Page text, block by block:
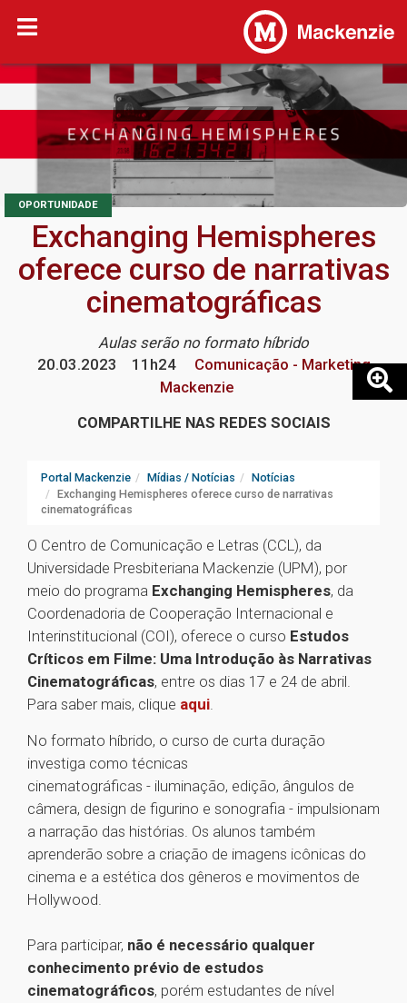
OPORTUNIDADE
Exchanging Hemispheres
oferece curso de narrativas
cinematográficas
Aulas serão no formato híbrido
20.03.2023
11h24
Comunicação - Marketing
Mackenzie
COMPARTILHE NAS REDES SOCIAIS
Portal Mackenzie Mídias / Notícias
Notícias
Exchanging Hemispheres oferece curso de narrativas
cinematográficas
O Centro de Comunicação e Letras (CCL), da
Universidade Presbiteriana Mackenzie (UPM), por
meio do programa Exchanging Hemispheres, da
Coordenadoria de Cooperação Internacional e
Interinstitucional (COI), oferece o curso Estudos
Críticos em Filme: Uma Introdução às Narrativas
Cinematográficas, entre os dias 17 e 24 de abril.
Para saber mais, clique aqui.
No formato híbrido, o curso de curta duração
investiga como técnicas
cinematográficas - iluminação, edição, ângulos de
câmera, design de figurino e sonografia - impulsionam
a narração das histórias. Os alunos também
aprenderão sobre a criação de imagens icônicas do
cinema e a estética dos gêneros e movimentos de
Hollywood.
Para participar, não é necessário qualquer
conhecimento prévio de estudos
cinematográficos, porém estudantes de nível